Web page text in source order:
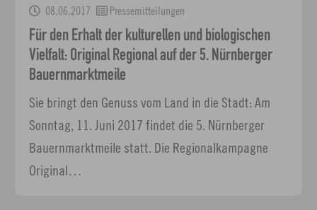
08.06.2017 Pressemitteilungen
Für den Erhalt der kulturellen und biologischen
Vielfalt: Original Regional auf der 5. Nürnberger
Bauernmarktmeile
Sie bringt den Genuss vom Land in die Stadt: Am
Sonntag, 11. Juni 2017 findet die 5. Nürnberger
Bauernmarktmeile statt. Die Regionalkampagne
Original…